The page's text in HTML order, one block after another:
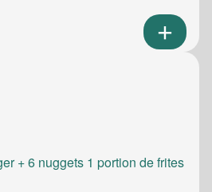
+ 6 nuggets 1 portion de frites